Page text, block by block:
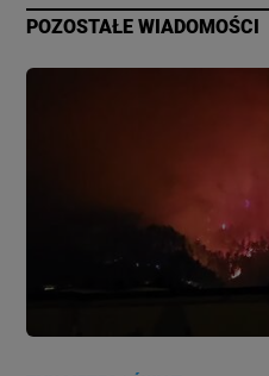
POZOSTAŁE WIADOMOŚCI